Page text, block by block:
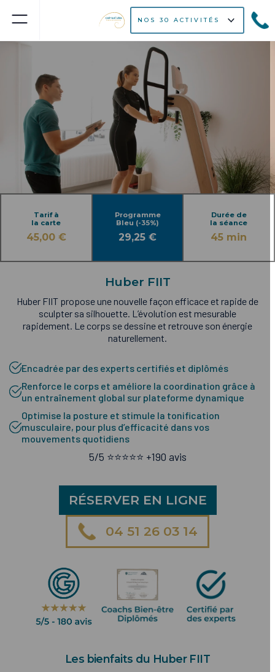
NOS 30 ACTIVITÉS
Tarif à
la carte
45,00 €
Programme
Bleu (-35%)
29,25 €
Durée de
la séance
45 min
Huber FIIT
Huber FIIT propose une nouvelle façon efficace et rapide de
sculpter sa silhouette. L’évolution est mesurable
rapidement. Le corps se dessine et retrouve son énergie
naturellement.
Encadrée par des experts certifiés et diplômés
Renforce le corps et améliore la coordination grâce à
un entraînement global sur plateforme dynamique
Optimise la posture et stimule la tonification
musculaire, pour plus d’efficacité dans vos
mouvements quotidiens
5/5 ⭐️⭐️⭐️⭐️⭐️ +190 avis
RÉSERVER EN LIGNE
04 51 26 03 14
Les bienfaits du Huber FIIT